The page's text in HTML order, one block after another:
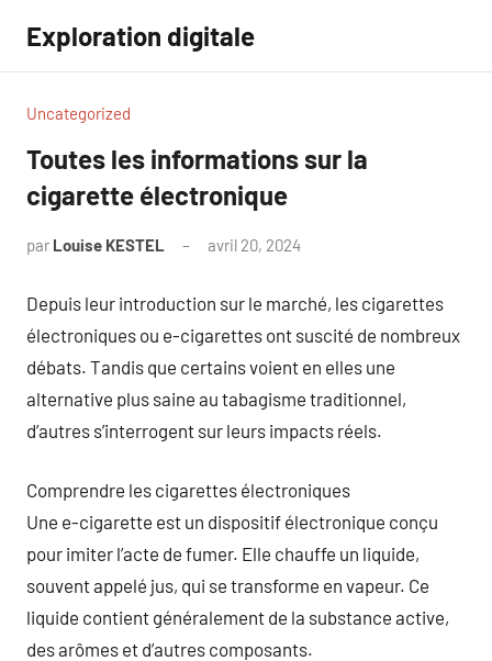
contenu
Exploration digitale
Uncategorized
Toutes les informations sur la
cigarette électronique
par Louise KESTEL avril 20, 2024
Depuis leur introduction sur le marché, les cigarettes
électroniques ou e-cigarettes ont suscité de nombreux
débats. Tandis que certains voient en elles une
alternative plus saine au tabagisme traditionnel,
d’autres s’interrogent sur leurs impacts réels.
Comprendre les cigarettes électroniques
Une e-cigarette est un dispositif électronique conçu
pour imiter l’acte de fumer. Elle chauffe un liquide,
souvent appelé jus, qui se transforme en vapeur. Ce
liquide contient généralement de la substance active,
des arômes et d’autres composants.